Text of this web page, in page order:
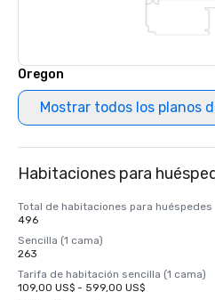
Oregon
Mostrar todos los planos
Habitaciones para
Total de habitaciones para huéspedes
496
Sencilla (1 cama)
263
Tarifa de habitación sencilla (1 cama)
109,00 US$ - 599,00 US$